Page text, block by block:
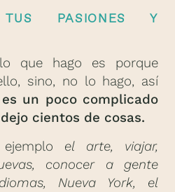
PASIONES Y
que hago es porque
sino, no lo hago, así
un poco complicado
cientos de cosas.
el arte, viajar,
conocer a gente
Nueva York, el